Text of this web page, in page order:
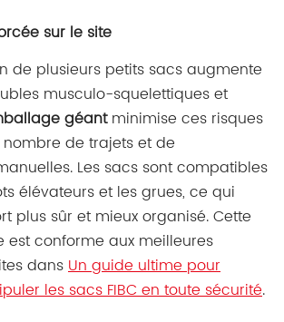
sur le site
de plusieurs petits sacs augmente
musculo-squelettiques et
géantminimise ces risques
de trajets et de
Les sacs sont compatibles
élévateurs et les grues, ce qui
plus sûr et mieux organisé. Cette
est conforme aux meilleures
dansUn guide ultime pour
les sacs FIBC en toute sécurité.